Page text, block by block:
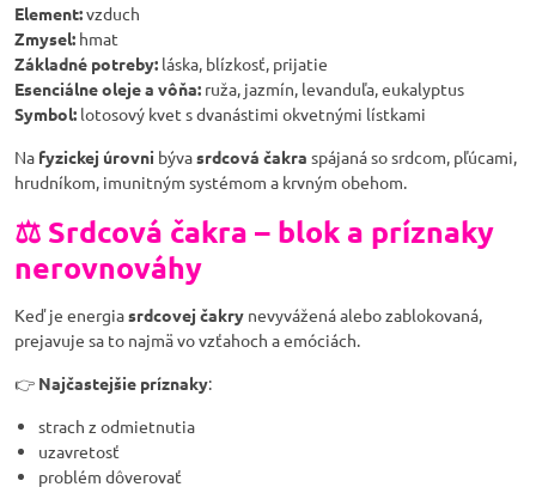
Element:vzduch
Zmysel: hmat
Základné potreby: láska, blízkosť, prijatie
Esenciálne oleje a vôňa: ruža, jazmín, levanduľa, eukalyptus
Symbol: lotosový kvet s dvanástimi okvetnými lístkami
Na fyzickej úrovni bývasrdcová čakra spájaná so srdcom, pľúcami,
hrudníkom, imunitným systémom a krvným obehom.
⚖️ Srdcová čakra – blok a príznaky
nerovnováhy
Keď je energiasrdcovej čakry nevyvážená alebo zablokovaná,
prejavuje sa to najmä vo vzťahoch a emóciách.
👉 Najčastejšie príznaky:
strach z odmietnutia
uzavretosť
problém dôverovať